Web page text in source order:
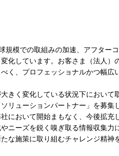
規模での取組みの加速、アフター
化しています。お客さま（法人）
く、プロフェッショナルかつ幅
きく変化している状況下におい
リューションパートナー」を募集
において開始まもなく、今後拡
ニーズを鋭く嗅ぎ取る情報収集
な施策に取り組むチャレンジ精神